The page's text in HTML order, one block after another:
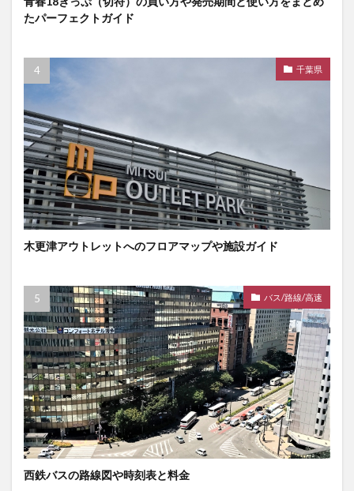
たパーフェクトガイド
千葉県
木更津アウトレットへのフロアマップや施設ガイド
バス/路線/高速
西鉄バスの路線図や時刻表と料金